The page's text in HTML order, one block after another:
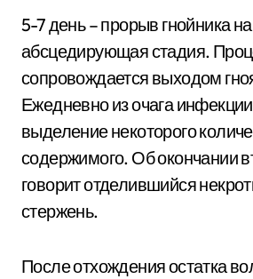
5-7 день – прорыв гнойника
абсцедирующая стадия.
сопровождается выходом
Ежедневно из очага
выделение некоторого
содержимого. Об окончании
говорит отделившийся
стержень.
После отхождения остатка